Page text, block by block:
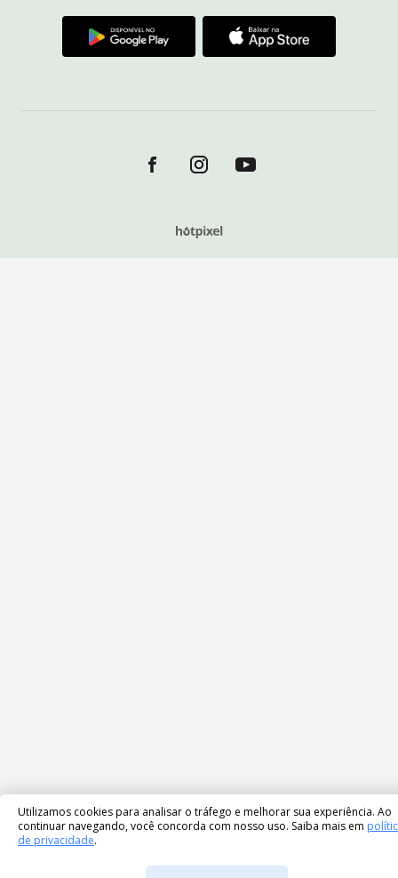
Utilizamos cookies para analisar o tráfego e melhorar sua experiência. Ao
continuar navegando, você concorda com nosso uso. Saiba mais em
de privacidade.